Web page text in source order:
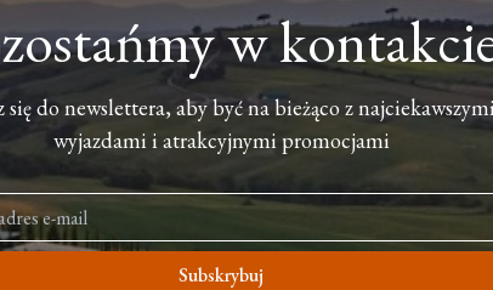
w
się do newslettera, aby być na bieżąco z
wyjazdami i atrakcyjnymi promocjami
Subskrybuj